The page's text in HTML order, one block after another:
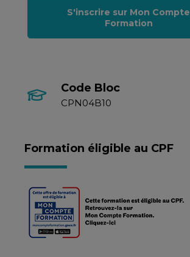
S'inscrire sur Mon Compte
Formation
Code Bloc
CPN04B10
Formation éligible au CPF